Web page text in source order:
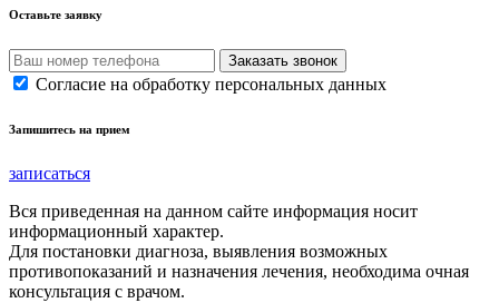
Оставьте заявку
Согласие на обработку персональных данных
Запишитесь на прием
записаться
Вся приведенная на данном сайте информация носит
информационный характер.
Для постановки диагноза, выявления возможных
противопоказаний и назначения лечения, необходима очная
консультация с врачом.